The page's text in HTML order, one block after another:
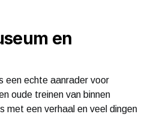
en
een echte aanrader voor
oude treinen van binnen
met een verhaal en veel dingen